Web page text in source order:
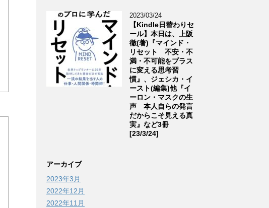
2023/03/24
【Kindle日替わりセ
ール】本日は、上阪
徹(著)『マインド・
リセット 不安・不
満・不可能をプラス
に変える思考習
慣』、ジェシカ・イ
ースト(編集)他『イ
ーロン・マスクの生
声 本人自らの発言
だからこそ見える真
実』など3冊
[23/3/24]
アーカイブ
2023年3月
2022年12月
2022年11月